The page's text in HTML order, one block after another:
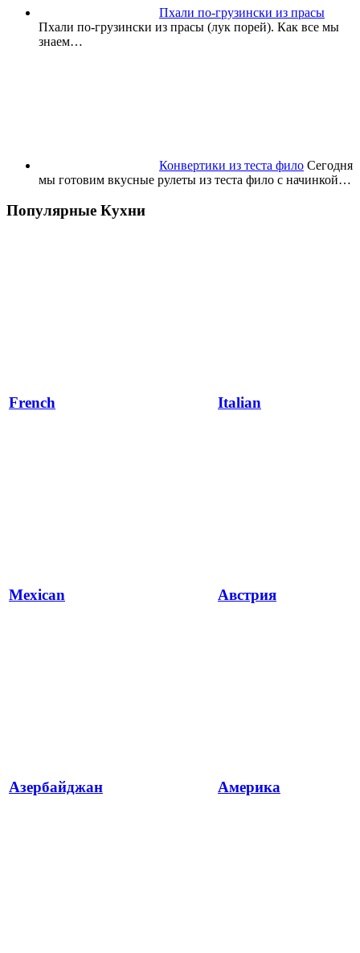
Пхали по-грузински из прасы
Пхали по-грузински из прасы (лук порей). Как все мы
знаем…
Конвертики из теста фило Сегодня
мы готовим вкусные рулеты из теста фило с начинкой…
Популярные Кухни
French Italian
Mexican Австрия
Азербайджан Америка